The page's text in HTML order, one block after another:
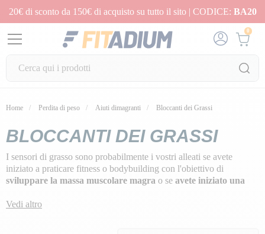
20€ di sconto da 150€ di acquisto su tutto il sito | CODICE: BA20
0
Home Perdita di peso Aiuti dimagranti Bloccanti dei Grassi
BLOCCANTI DEI GRASSI
I sensori di grasso sono probabilmente i vostri alleati se avete
iniziato a praticare fitness o bodybuilding con l'obiettivo di
sviluppare la massa muscolare magra o se avete iniziato una
Vedi altro